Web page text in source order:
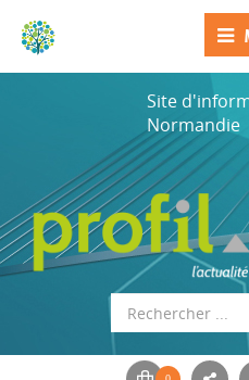
Site
Normandie